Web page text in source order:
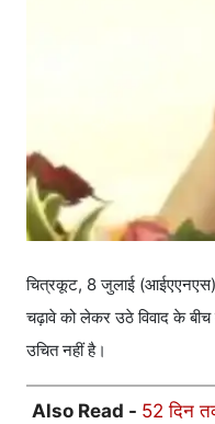
चित्रकूट, 8 जुलाई (आईएएनएस)।
चढ़ावे को लेकर उठे विवाद के
उचित नहीं है।
Also Read - 52 दिन